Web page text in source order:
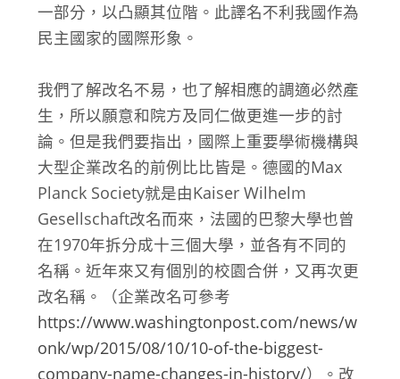
一部分，以凸顯其位階。此譯名不利我國作為
民主國家的國際形象。
我們了解改名不易，也了解相應的調適必然產
生，所以願意和院方及同仁做更進一步的討
論。但是我們要指出，國際上重要學術機構與
大型企業改名的前例比比皆是。德國的Max
Planck Society就是由Kaiser Wilhelm
Gesellschaft改名而來，法國的巴黎大學也曾
在1970年拆分成十三個大學，並各有不同的
名稱。近年來又有個別的校園合併，又再次更
改名稱。（企業改名可參考
https://www.washingtonpost.com/news/w
onk/wp/2015/08/10/10-of-the-biggest-
company-name-changes-in-history/）。改